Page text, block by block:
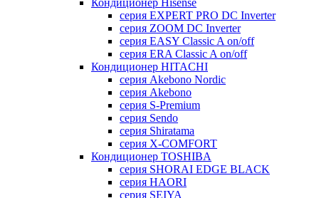
Кондиционер Hisense
серия EXPERT PRO DC Inverter
серия ZOOM DC Inverter
серия EASY Classic A on/off
серия ERA Classic A on/off
Кондиционер HITACHI
cерия Akebono Nordic
серия Akebono
серия S-Premium
серия Sendo
серия Shiratama
серия X-COMFORT
Кондиционер TOSHIBA
серия SHORAI EDGE BLACK
серия HAORI
серия SEIYA